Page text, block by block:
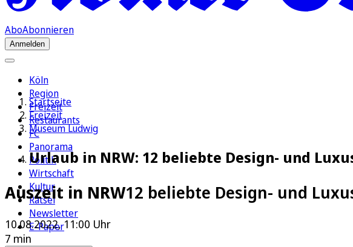
AboAbonnieren
Anmelden
Köln
Region
Freizeit
Restaurants
FC
Panorama
Politik
Wirtschaft
Kultur
Rätsel
Newsletter
E-Paper
Startseite
Freizeit
Museum Ludwig
Urlaub in NRW: 12 beliebte Design- und
Auszeit in NRW12 beliebte Design- und
10.08.2022, 11:00 Uhr
7 min